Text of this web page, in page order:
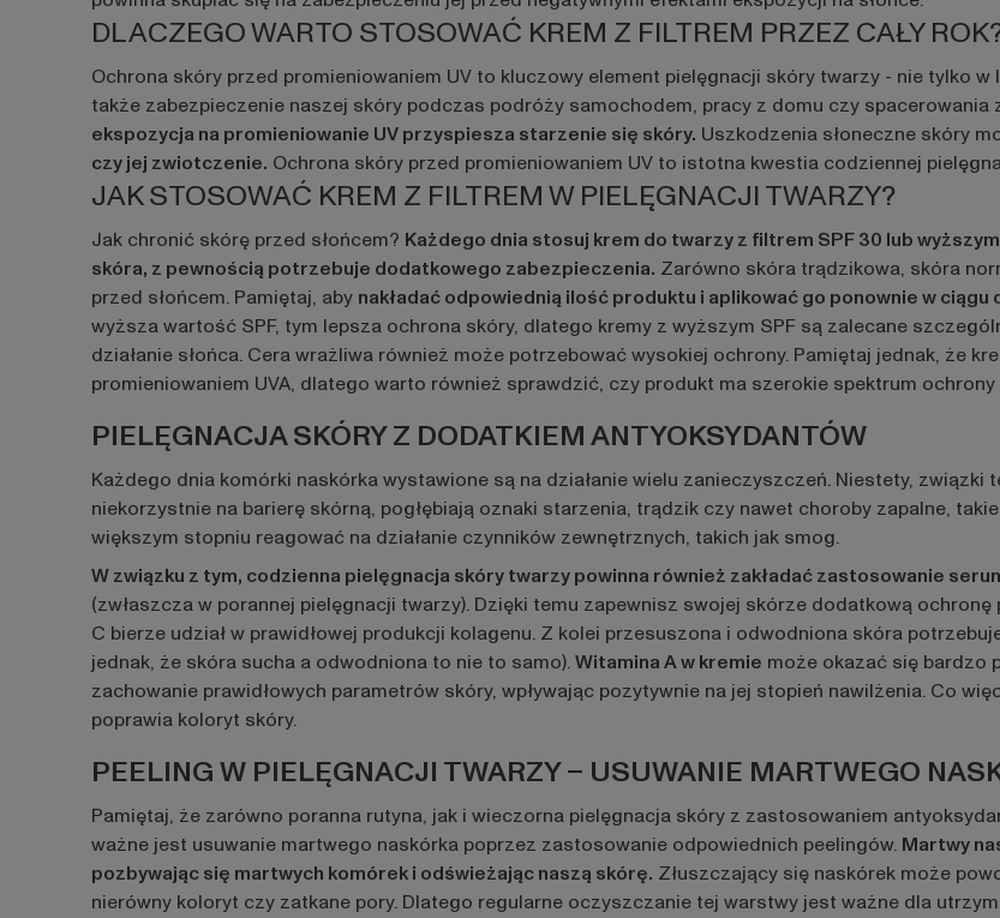
DLACZEGO WARTO STOSOWAĆ KREM Z FILTREM PRZEZ CAŁY
Ochrona skóry przed promieniowaniem UV to kluczowy element pielęgnacji skóry twarzy - nie tylko
także zabezpieczenie naszej skóry podczas podróży samochodem, pracy z domu czy spacerowania
ekspozycja na promieniowanie UV przyspiesza starzenie się skóry. Uszkodzenia słoneczne skóry
czy jej zwiotczenie. Ochrona skóry przed promieniowaniem UV to istotna kwestia codziennej
JAK STOSOWAĆ KREM Z FILTREM W PIELĘGNACJI TWARZY?
Jak chronić skórę przed słońcem? Każdego dnia stosuj krem do twarzy z filtrem SPF 30 lub
skóra, z pewnością potrzebuje dodatkowego zabezpieczenia. Zarówno skóra trądzikowa, skóra
przed słońcem. Pamiętaj, aby nakładać odpowiednią ilość produktu i aplikować go ponownie w
wyższa wartość SPF, tym lepsza ochrona skóry, dlatego kremy z wyższym SPF są zalecane
działanie słońca. Cera wrażliwa również może potrzebować wysokiej ochrony. Pamiętaj jednak, że
promieniowaniem UVA, dlatego warto również sprawdzić, czy produkt ma szerokie spektrum ochrony
PIELĘGNACJA SKÓRY Z DODATKIEM ANTYOKSYDANTÓW
Każdego dnia komórki naskórka wystawione są na działanie wielu zanieczyszczeń. Niestety, związki
niekorzystnie na barierę skórną, pogłębiają oznaki starzenia, trądzik czy nawet choroby zapalne,
większym stopniu reagować na działanie czynników zewnętrznych, takich jak smog.
W związku z tym, codzienna pielęgnacja skóry twarzy powinna również zakładać zastosowanie
(zwłaszcza w porannej pielęgnacji twarzy). Dzięki temu zapewnisz swojej skórze dodatkową
C bierze udział w prawidłowej produkcji kolagenu. Z kolei przesuszona i odwodniona skóra
jednak, że skóra sucha a odwodniona to nie to samo).Witamina A w kremie może okazać się bardzo
zachowanie prawidłowych parametrów skóry, wpływając pozytywnie na jej stopień nawilżenia. Co
poprawia koloryt skóry.
PEELING W PIELĘGNACJI TWARZY – USUWANIE MARTWEGO
Pamiętaj, że zarówno poranna rutyna, jak i wieczorna pielęgnacja skóry z zastosowaniem
ważne jest usuwanie martwego naskórka poprzez zastosowanie odpowiednich peelingów. Martwy
pozbywając się martwych komórek i odświeżając naszą skórę. Złuszczający się naskórek może
nierówny koloryt czy zatkane pory. Dlatego regularne oczyszczanie tej warstwy jest ważne dla